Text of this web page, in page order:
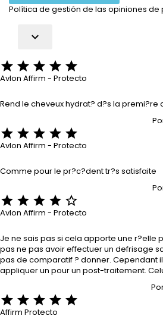
Política de gestión de las opiniones de

    
Avlon Affirm - Protecto
Rend le cheveux hydrat? d?s la premi?re
    
Avlon Affirm - Protecto
Comme pour le pr?c?dent tr?s satisfaite
    
Avlon Affirm - Protecto
Je ne sais pas si cela apporte une r?elle
pas ne pas avoir effectuer un defrisage
pas de comparatif ? donner. Cependant
appliquer un pour un post-traitement.
    
Affirm Protecto